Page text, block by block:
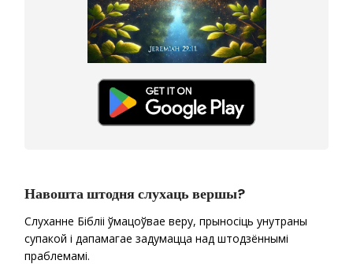
Навошта штодня слухаць вершы?
Слуханне Бібліі ўмацоўвае веру, прыносіць унутраны
супакой і дапамагае задумацца над штодзённымі
праблемамі.